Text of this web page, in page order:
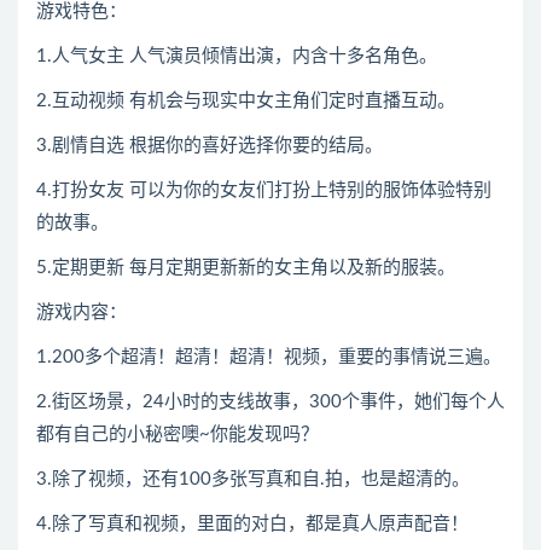
游戏特色：
1.人气女主 人气演员倾情出演，内含十多名角色。
2.互动视频 有机会与现实中女主角们定时直播互动。
3.剧情自选 根据你的喜好选择你要的结局。
4.打扮女友 可以为你的女友们打扮上特别的服饰体验特别
的故事。
5.定期更新 每月定期更新新的女主角以及新的服装。
游戏内容：
1.200多个超清！超清！超清！视频，重要的事情说三遍。
2.街区场景，24小时的支线故事，300个事件，她们每个人
都有自己的小秘密噢~你能发现吗？
3.除了视频，还有100多张写真和自.拍，也是超清的。
4.除了写真和视频，里面的对白，都是真人原声配音！